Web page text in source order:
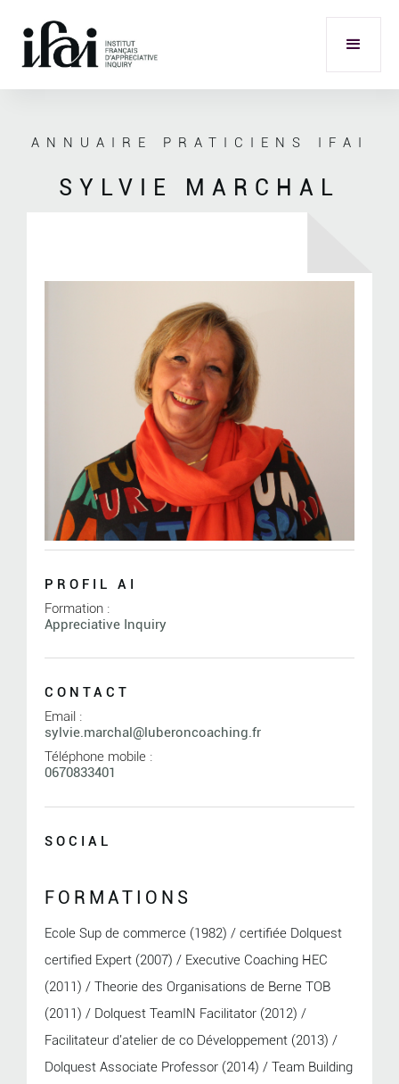
ANNUAIRE PRATICIENS IFAI
SYLVIE MARCHAL
PROFIL AI
Formation :
Appreciative Inquiry
CONTACT
Email :
sylvie.marchal@luberoncoaching.fr
Téléphone mobile :
0670833401
SOCIAL
FORMATIONS
Ecole Sup de commerce (1982) / certifiée Dolquest
certified Expert (2007) / Executive Coaching HEC
(2011) / Theorie des Organisations de Berne TOB
(2011) / Dolquest TeamIN Facilitator (2012) /
Facilitateur d'atelier de co Développement (2013) /
Dolquest Associate Professor (2014) / Team Building